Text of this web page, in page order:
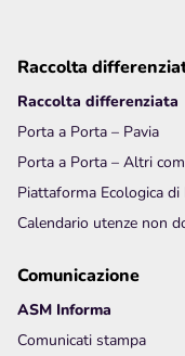
Raccolta
Raccolta differenziata
Porta a Porta – Pavia
Porta a Porta – Altri
Piattaforma Ecologica
Calendario utenze non
Comunicazione
ASM Informa
Comunicati stampa